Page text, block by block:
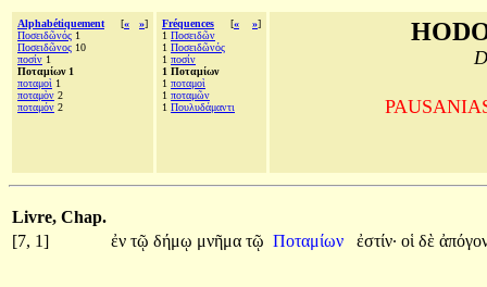
Alphabétiquement [« »]
Ποσειδῶνός 1
Ποσειδῶνος 10
ποσίν 1
Ποταμίων 1
ποταμοὶ 1
ποταμὸν 2
ποταμόν 2
Fréquences [« »]
1 Ποσειδῶν
1 Ποσειδῶνός
1 ποσίν
1 Ποταμίων
1 ποταμοὶ
1 ποταμῶν
1 Πουλυδάμαντι
Livre, Chap.
[7, 1]
ἐν τῷ δήμῳ μνῆμα τῷ Ποταμίων ἐστίν· οἱ δὲ